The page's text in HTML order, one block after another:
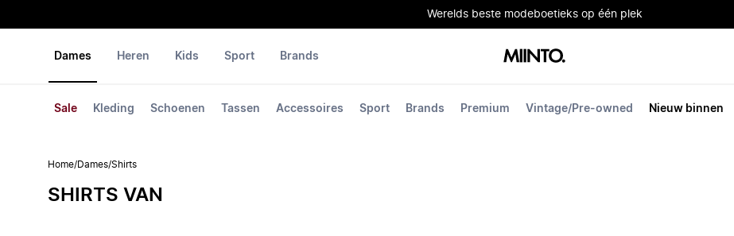
Werelds beste modeboetieks op één plek
Dames
Sale Kleding Schoenen Tassen Accessoires Sport Brands Premium Vintage/Pre-owned Nieuw binnen
Heren Kids Sport Brands
Home/Dames/Shirts
SHIRTS VAN